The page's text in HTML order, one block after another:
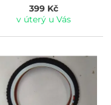
399 Kč
v úterý u Vás